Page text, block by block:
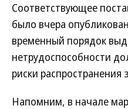
Соответствующее
было вчера
временный порядок
нетрудоспособности
риски распространения
Напомним, в начале